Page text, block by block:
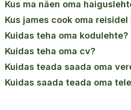
kus ma näen oma
kus james cook oma reisidel
kuidas teha oma kodulehte?
kuidas teha oma cv?
kuidas teada saada oma
kuidas saada teada oma